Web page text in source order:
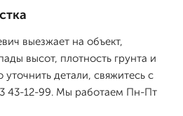
выезжает на объект,
высот, плотность грунта и
детали, свяжитесь с
43-12-99. Мы работаем Пн-Пт